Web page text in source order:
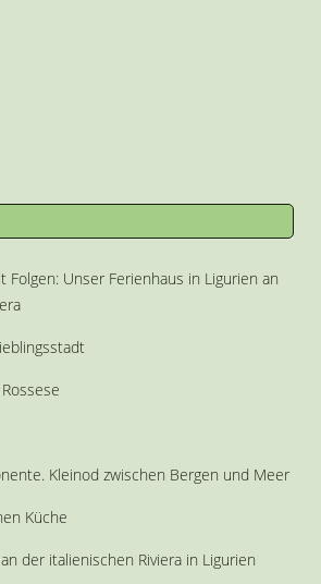
Unser Ferienhaus in Ligurien an
Kleinod zwischen Bergen und Meer
Küche
der italienischen Riviera in Ligurien